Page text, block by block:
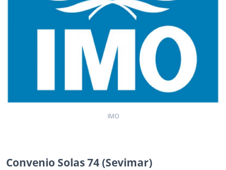
IMO
Convenio Solas 74 (Sevimar)